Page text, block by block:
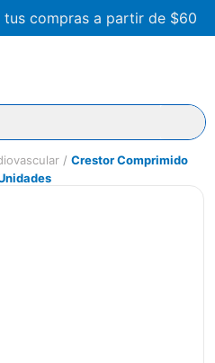
tus compras a partir de $60
Crestor Comprimido